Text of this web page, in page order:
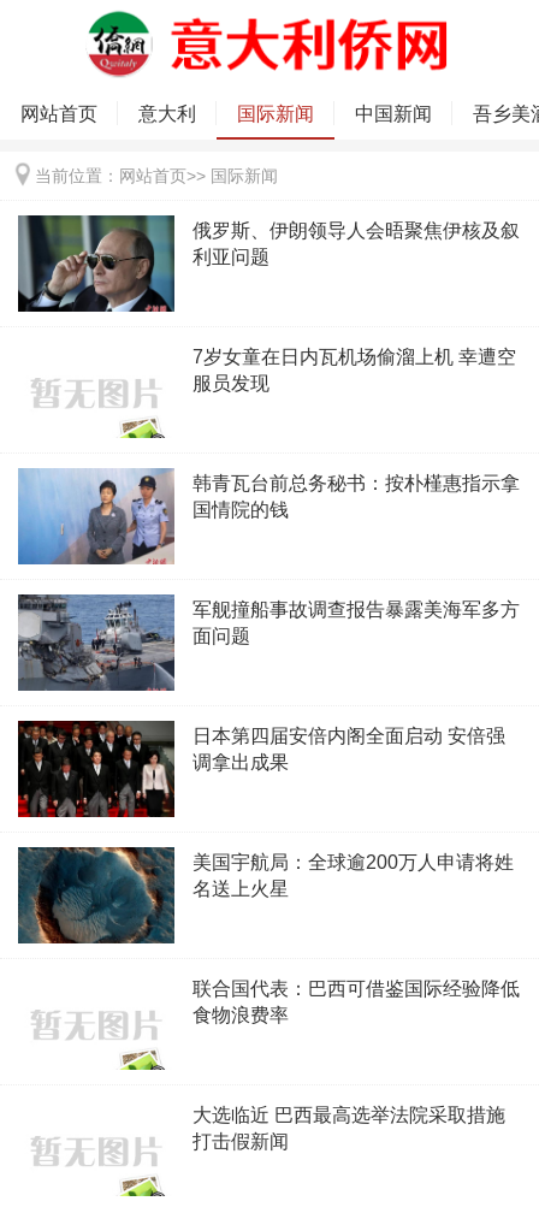
网站首页 意大利 国际新闻 中国新闻 吾乡美
当前位置： 网站首页>> 国际新闻
俄罗斯、伊朗领导人会晤聚焦伊核及叙
利亚问题
7岁女童在日内瓦机场偷溜上机 幸遭空
服员发现
韩青瓦台前总务秘书：按朴槿惠指示拿
国情院的钱
军舰撞船事故调查报告暴露美海军多方
面问题
日本第四届安倍内阁全面启动 安倍强
调拿出成果
美国宇航局：全球逾200万人申请将姓
名送上火星
联合国代表：巴西可借鉴国际经验降低
食物浪费率
大选临近 巴西最高选举法院采取措施
打击假新闻